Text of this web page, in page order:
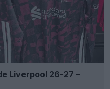
Liverpool 26-27 –